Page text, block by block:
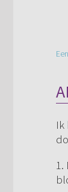
Ik
1.